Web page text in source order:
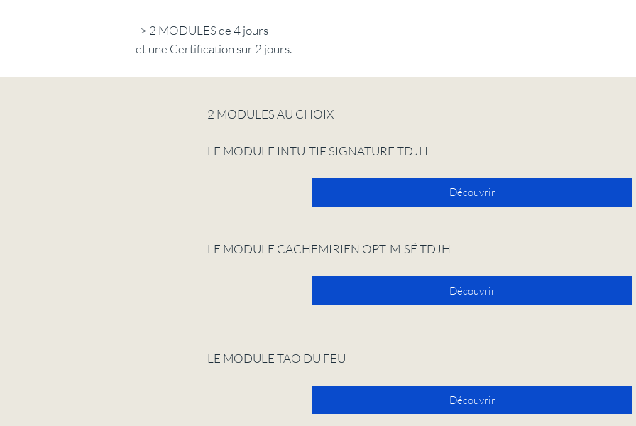
-> 2 MODULES de 4 jours
et une Certification sur 2 jours. ​
2 MODULES AU CHOIX
LE MODULE INTUITIF SIGNATURE TDJH
Découvrir
LE MODULE CACHEMIRIEN OPTIMISÉ TDJH
Découvrir
LE MODULE TAO DU FEU
Découvrir